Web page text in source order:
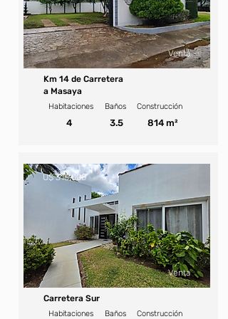
Venta
Km 14 de Carretera
a Masaya
Habitaciones Baños Construcción
4 3.5 814 m²
Venta
U$ 315,000
Carretera Sur
Habitaciones Baños Construcción